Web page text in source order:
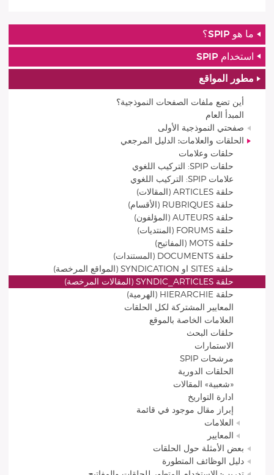
ما هو SPIP؟
استخدام SPIP
مطور المواقع
أين تضع ملفات الصفحات النموذجية؟
المبدأ العام
صفحتي النموذجية الأولى
الحلقات والعلامات: الدليل المرجعي
حلقات وعلامات
حلقات SPIP: التركيب اللغوي
علامات SPIP: التركيب اللغوي
حلقة ARTICLES (المقالات)
حلقة RUBRIQUES (الأقسام)
حلقة AUTEURS (المؤلفون)
حلقة FORUMS (المنتديات)
حلقة MOTS (المفاتيح)
حلقة DOCUMENTS (المستندات)
حلقة SITES او SYNDICATION (المواقع المرخصة)
حلقة SYNDIC_ARTICLES (المقالات المرخصة)
حلقة HIERARCHIE (الهرمية)
المعايير المشتركة لكل الحلقات
العلامات الخاصة بالموقع
حلقات البحث
الاستمارات
مرشحات SPIP
الحلقات الدورية
«شعبية» المقالات
ادارة التواريخ
إبراز مقال موجود في قائمة
العلامات
المعايير
بعض الأمثلة حول الحلقات
دليل الوظائف المتطورة